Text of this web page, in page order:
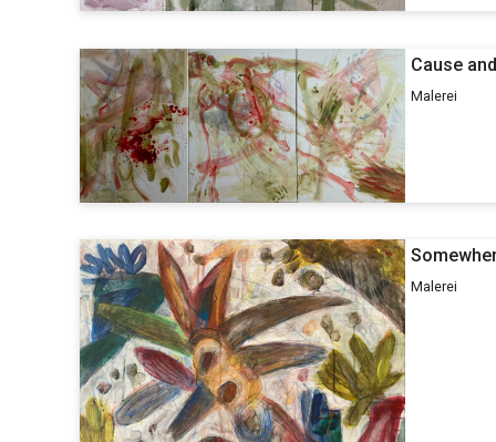
Cause
Malerei
Malerei